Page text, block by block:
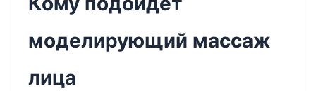
моделирующий массаж
лица